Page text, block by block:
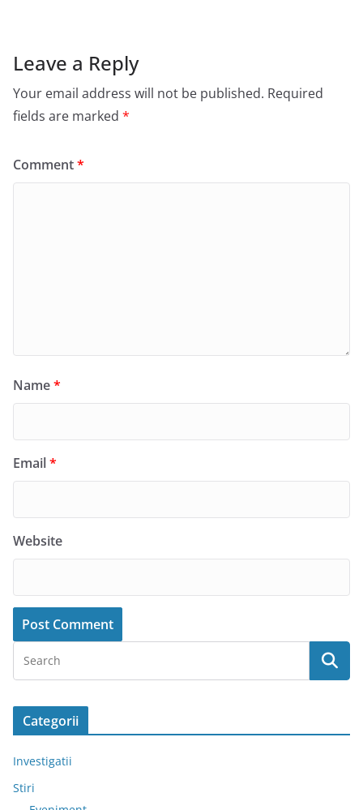
Leave a Reply
Your email address will not be published. Required
fields are marked *
Comment*
Name*
Email*
Website
Categorii
Investigatii
Stiri